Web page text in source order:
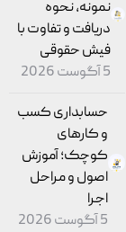
نمونه، نحوه
دریافت و تفاوت با
فیش حقوقی
5 آگوست 2026
حسابداری کسب
و کارهای
کوچک؛ آموزش
اصول و مراحل
اجرا
5 آگوست 2026